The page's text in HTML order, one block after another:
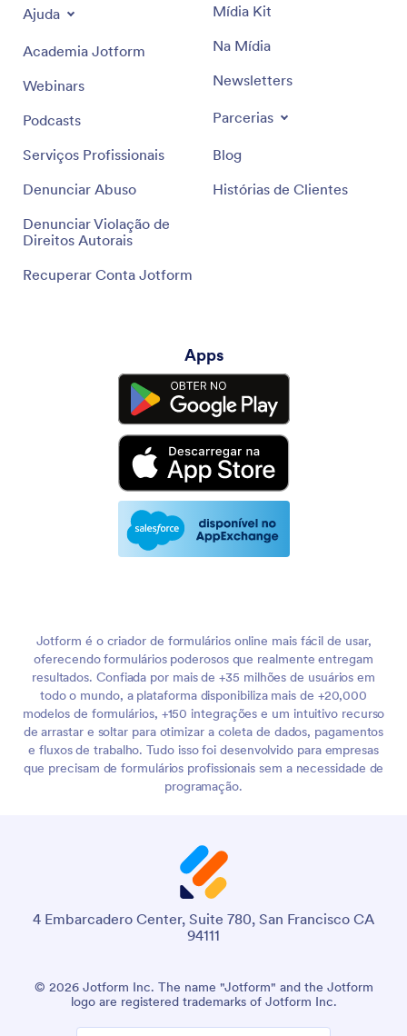
Ajuda
Academia Jotform
Webinars
Podcasts
Serviços Profissionais
Denunciar Abuso
Denunciar Violação de
Direitos Autorais
Recuperar Conta Jotform
Mídia Kit
Na Mídia
Newsletters
Parcerias
Blog
Histórias de Clientes
Apps
Jotform é o criador de formulários online mais fácil de usar,
oferecendo formulários poderosos que realmente entregam
resultados. Confiada por mais de +35 milhões de usuários em
todo o mundo, a plataforma disponibiliza mais de +20,000
modelos de formulários, +150 integrações e um intuitivo recurso
de arrastar e soltar para otimizar a coleta de dados, pagamentos
e fluxos de trabalho. Tudo isso foi desenvolvido para empresas
que precisam de formulários profissionais sem a necessidade de
programação.
4 Embarcadero Center, Suite 780, San Francisco CA
94111
© 2026 Jotform Inc. The name "Jotform" and the Jotform
logo are registered trademarks of Jotform Inc.